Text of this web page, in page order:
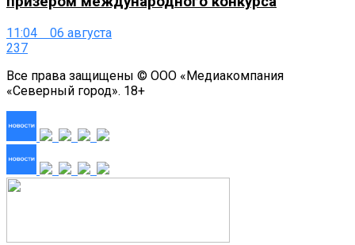
11:04 06 августа
237
Все права защищены © ООО «Медиакомпания
«Северный город». 18+